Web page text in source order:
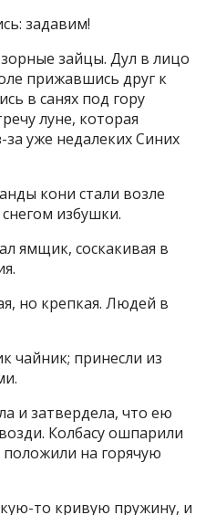
задавим!
зайцы. Дул в лицо
прижавшись друг к
в санях под гору
луне, которая
уже недалеких Синих
кони стали возле
избушки.
ямщик, соскакивая в
но крепкая. Людей в
чайник; принесли из
и затвердела, что ею
Колбасу ошпарили
положили на горячую
то кривую пружину, и